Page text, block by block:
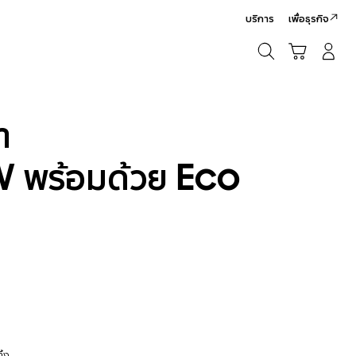
บริการ เพื่อธุรกิจ
พร้อมด้วย Eco